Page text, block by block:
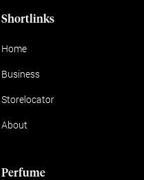
Shortlinks
Home
Business
Storelocator
About
Perfume